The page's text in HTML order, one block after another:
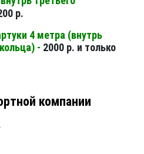
р.
4 метра (внутрь
- 2000 р. и только
компании